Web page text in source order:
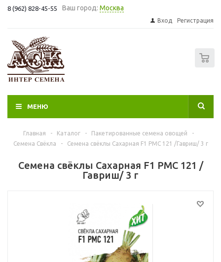
8 (962) 828-45-55 Ваш город: Москва
Вход Регистрация
МЕНЮ
Главная - Каталог - Пакетированные семена овощей
-
Семена Свёкла
- Семена свёклы Сахарная F1 РМС 121 /Гавриш/ 3 г
Семена свёклы Сахарная F1 РМС 121 /
Гавриш/ 3 г